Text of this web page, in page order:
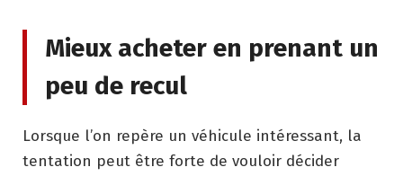
Mieux acheter en prenant un
peu de recul
Lorsque l’on repère un véhicule intéressant, la
tentation peut être forte de vouloir décider